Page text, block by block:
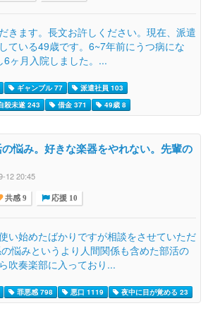
きます。長文お許しください。現在、派遣
ている49歳です。6~7年前にうつ病にな
6ヶ月入院しました。...
ギャンブル 77
派遣社員 103
殺未遂 243 借金 371 49歳 8
悩み。好きな楽器をやれない。先輩の
12 20:45
共感 9 応援 10
い始めたばかりですが相談をさせていただ
悩みというより人間関係も含めた部活の
吹奏楽部に入っており...
罪悪感 798 悪口 1119 夜中に目が覚める 23